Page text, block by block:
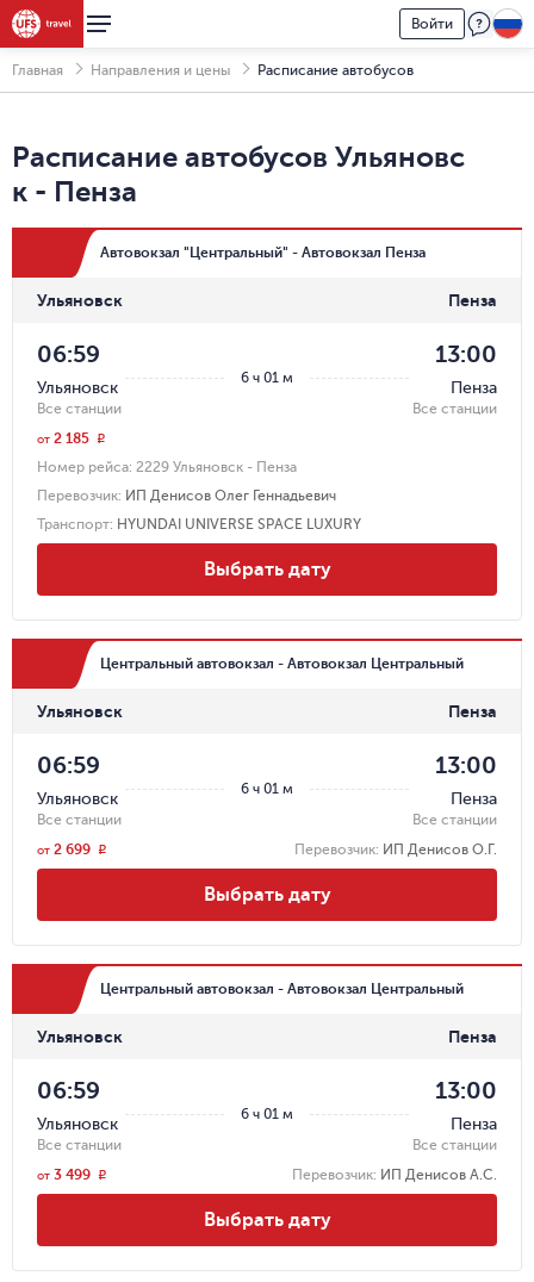
Войти
Главная Направления и цены Расписание автобусов
Расписание автобусов Ульяновс
к - Пенза
Автовокзал "Центральный" - Автовокзал Пенза
Ульяновск Пенза
6 ч 01 м
06:59
Ульяновск
Все станции
13:00
Пенза
Все станции
Номер рейса: 2229 Ульяновск - Пенза
Перевозчик: ИП Денисов Олег Геннадьевич
Транспорт: HYUNDAI UNIVERSE SPACE LUXURY
от 2 185 r
Выбрать дату
Центральный автовокзал - Автовокзал Центральный
Ульяновск Пенза
6 ч 01 м
06:59
Ульяновск
Все станции
13:00
Пенза
Все станции
Перевозчик: ИП Денисов О.Г.
от 2 699 r
Выбрать дату
Центральный автовокзал - Автовокзал Центральный
Ульяновск Пенза
6 ч 01 м
06:59
Ульяновск
Все станции
13:00
Пенза
Все станции
Перевозчик: ИП Денисов А.С.
от 3 499 r
Выбрать дату